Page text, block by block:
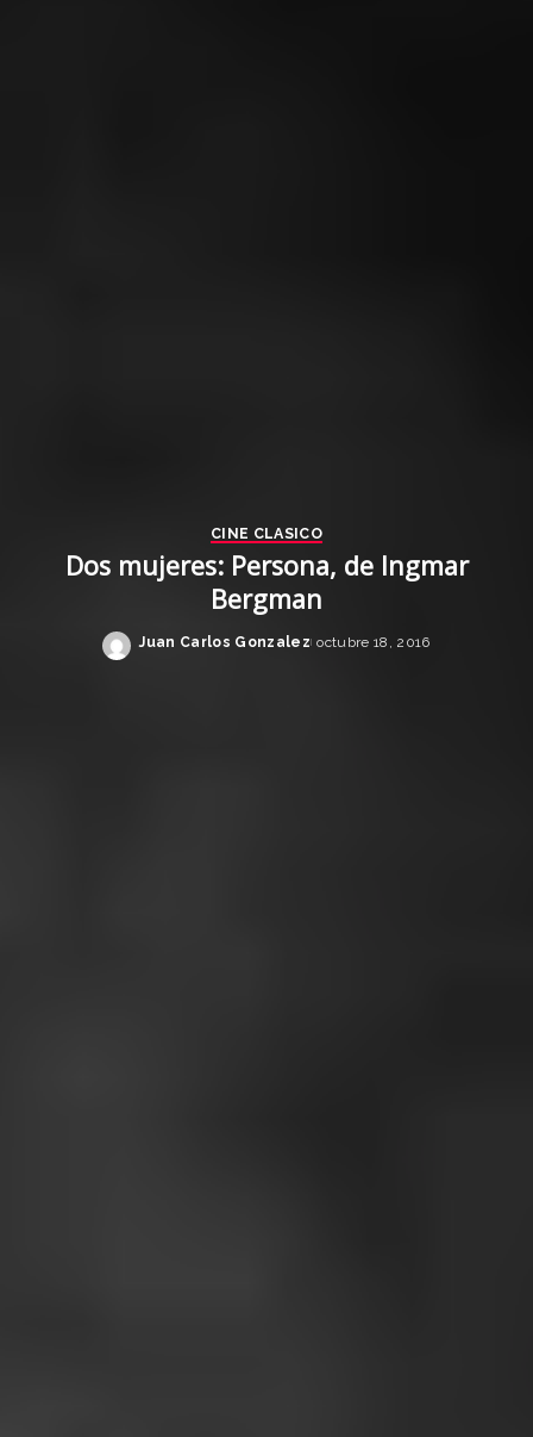
CINE CLASICO
Dos mujeres: Persona, de Ingmar
Bergman
Posted
Juan Carlos Gonzalez octubre 18, 2016